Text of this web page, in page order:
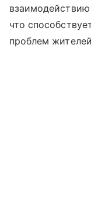
взаимодействию
что
проблем